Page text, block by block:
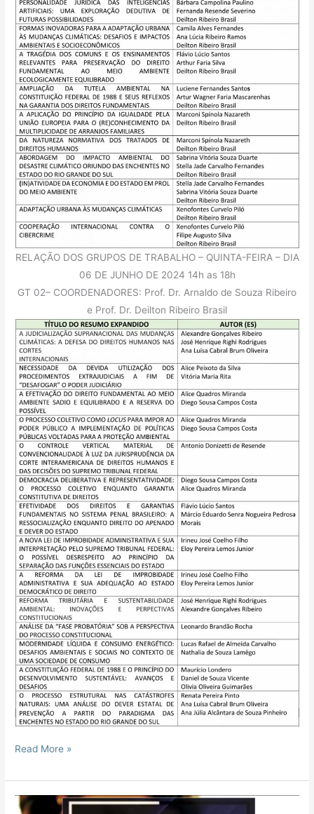
RELAÇÃO DOS GRUPOS DE TRABALHO – QUINTA-FEIRA – DIA
06 DE JUNHO DE 2024 14h as 18h
GT 02– COORDENADORES: Prof. Dr. Arnaldo de Souza Ribeiro
e Prof. Dr. Deilton Ribeiro Brasil
Read More »
Curso